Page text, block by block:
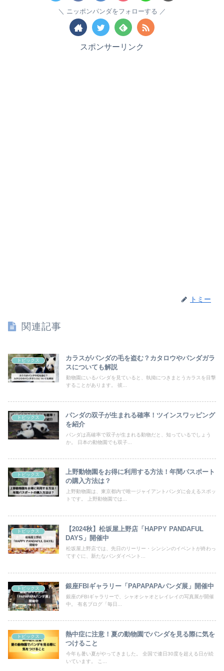
ニッポンパンダをフォローする
スポンサーリンク
トミー
関連記事
トピックス
カラスがパンダの毛を盗む？カタロウやパンダガラ
スについても解説
動物園にいるパンダを見ていると、執拗につきまとうカラスを目撃
することがあります。 彼...
トピックス
パンダの双子が生まれる確率！ツインスワッピング
を紹介
パンダは高確率で双子が生まれる動物だと、知っているでしょう
か。 日本の動物園でも双子...
トピックス
上野動物園をお得に利用する方法！年間パスポート
の購入方法は？
上野動物園は、東京都内で唯一ジャイアントパンダに会えるスポッ
トです。 上野動物園では...
トピックス
【2024秋】松坂屋上野店「HAPPY PANDAFUL
DAYS」開催中
松坂屋上野店では、先日のリーリー・シンシンのイベントが終わっ
てすぐに、新たなパンダイベント...
トピックス 銀座FBIギャラリー「PAPAPAPAパンダ展」開催中
銀座のFBIギャラリーで、シャオシャオとレイレイの写真展が開催
中。 有名ブログ「毎日...
トピックス
熱中症に注意！夏の動物園でパンダを見る際に気を
つけること
今年も暑い夏がやってきました。 全国で連日30度を超える日が続
いています。 こ...